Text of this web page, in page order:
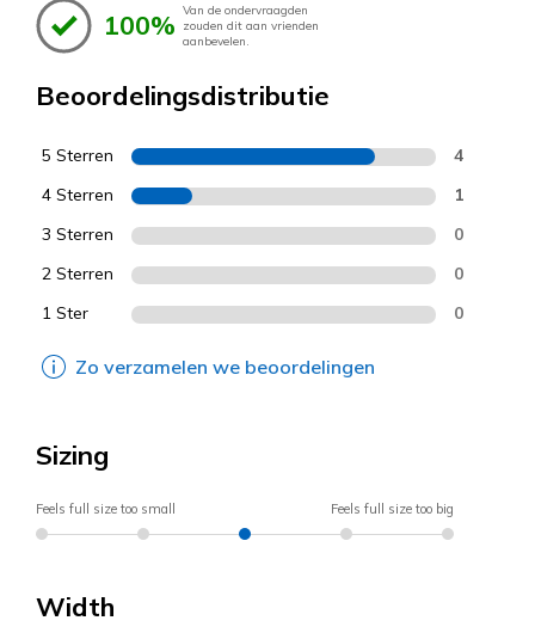
100% Van de ondervraagden
zouden dit aan vrienden
aanbevelen.
Beoordelingsdistributie
5 Sterren 4
4 Sterren 1
3 Sterren 0
2 Sterren 0
1 Ster 0
Zo verzamelen we beoordelingen
Sizing
Feels full size too small Feels full size too big
Width